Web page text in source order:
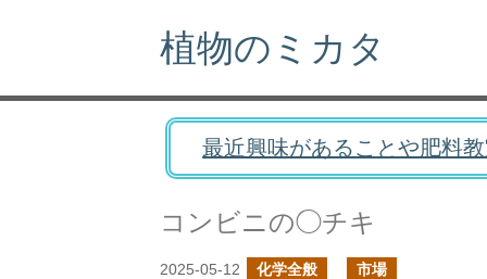
植物のミカタ
最近興味があることや肥料
コンビニの◯チキ
2025-05-12 化学全般 市場